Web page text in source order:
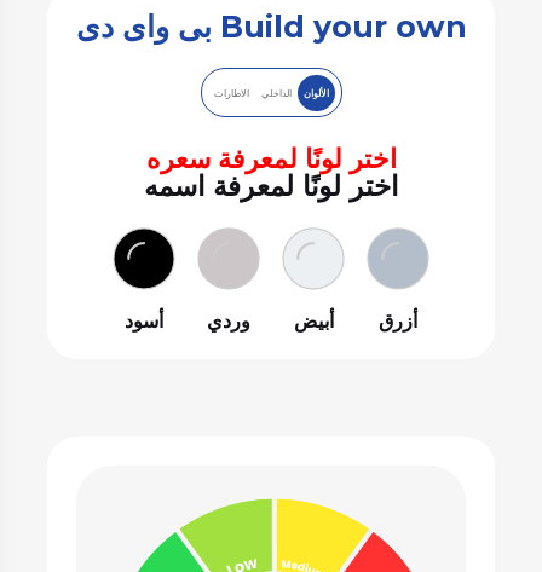
Build your own بى واى دى
الألوان الداخلي الاطارات
اختر لونًا لمعرفة سعره
اختر لونًا لمعرفة اسمه
أزرق أبيض وردي أسود